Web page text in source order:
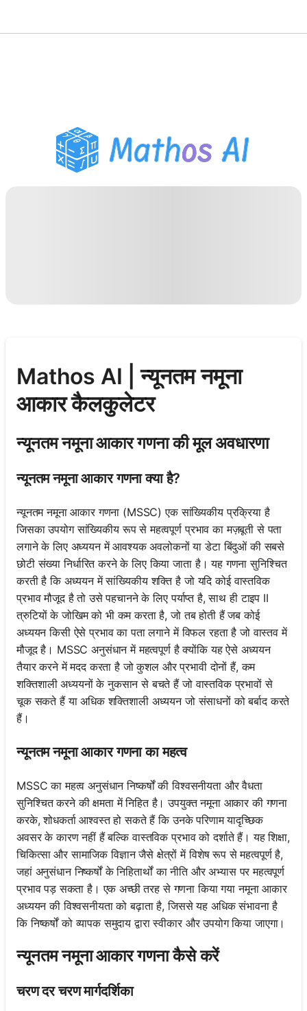
PDF होमवर्क सहायक
अध्ययन उपकरण
Mathos AI | न्यूनतम नमूना
आकार कैलकुलेटर
न्यूनतम नमूना आकार गणना की मूल अवधारणा
न्यूनतम नमूना आकार गणना क्या है?
न्यूनतम नमूना आकार गणना (MSSC) एक सांख्यिकीय प्रक्रिया है
जिसका उपयोग सांख्यिकीय रूप से महत्वपूर्ण प्रभाव का मज़बूती से पता
लगाने के लिए अध्ययन में आवश्यक अवलोकनों या डेटा बिंदुओं की सबसे
छोटी संख्या निर्धारित करने के लिए किया जाता है। यह गणना सुनिश्चित
करती है कि अध्ययन में सांख्यिकीय शक्ति है जो यदि कोई वास्तविक
प्रभाव मौजूद है तो उसे पहचानने के लिए पर्याप्त है, साथ ही टाइप II
त्रुटियों के जोखिम को भी कम करता है, जो तब होती हैं जब कोई
अध्ययन किसी ऐसे प्रभाव का पता लगाने में विफल रहता है जो वास्तव में
मौजूद है। MSSC अनुसंधान में महत्वपूर्ण है क्योंकि यह ऐसे अध्ययन
तैयार करने में मदद करता है जो कुशल और प्रभावी दोनों हैं, कम
शक्तिशाली अध्ययनों के नुकसान से बचते हैं जो वास्तविक प्रभावों से
चूक सकते हैं या अधिक शक्तिशाली अध्ययन जो संसाधनों को बर्बाद करते
हैं।
न्यूनतम नमूना आकार गणना का महत्व
MSSC का महत्व अनुसंधान निष्कर्षों की विश्वसनीयता और वैधता
सुनिश्चित करने की क्षमता में निहित है। उपयुक्त नमूना आकार की गणना
करके, शोधकर्ता आश्वस्त हो सकते हैं कि उनके परिणाम यादृच्छिक
अवसर के कारण नहीं हैं बल्कि वास्तविक प्रभाव को दर्शाते हैं। यह शिक्षा,
चिकित्सा और सामाजिक विज्ञान जैसे क्षेत्रों में विशेष रूप से महत्वपूर्ण है,
जहां अनुसंधान निष्कर्षों के निहितार्थों का नीति और अभ्यास पर महत्वपूर्ण
प्रभाव पड़ सकता है। एक अच्छी तरह से गणना किया गया नमूना आकार
अध्ययन की विश्वसनीयता को बढ़ाता है, जिससे यह अधिक संभावना है
कि निष्कर्षों को व्यापक समुदाय द्वारा स्वीकार और उपयोग किया जाएगा।
न्यूनतम नमूना आकार गणना कैसे करें
चरण दर चरण मार्गदर्शिका